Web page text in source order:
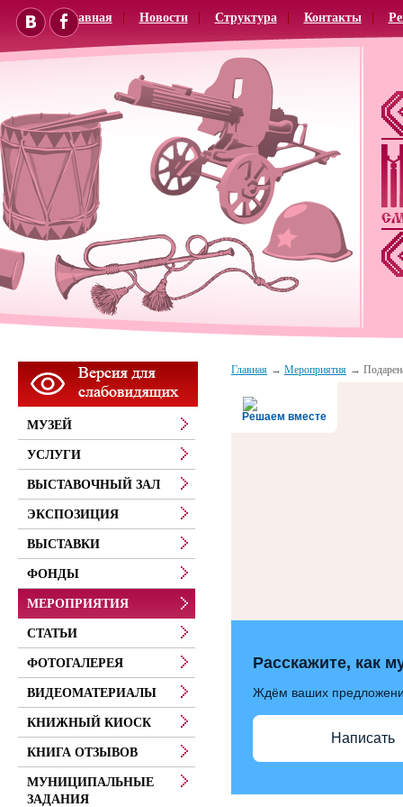
Главная Новости Структура Контакты
Главная Мероприятия
Решаем вместе
Расскажите, как
Ждём ваших
Написать
МУЗЕЙ
УСЛУГИ
ВЫСТАВОЧНЫЙ ЗАЛ
ЭКСПОЗИЦИЯ
ВЫСТАВКИ
ФОНДЫ
МЕРОПРИЯТИЯ
СТАТЬИ
ФОТОГАЛЕРЕЯ
ВИДЕОМАТЕРИАЛЫ
КНИЖНЫЙ КИОСК
КНИГА ОТЗЫВОВ
МУНИЦИПАЛЬНЫЕ
ЗАДАНИЯ